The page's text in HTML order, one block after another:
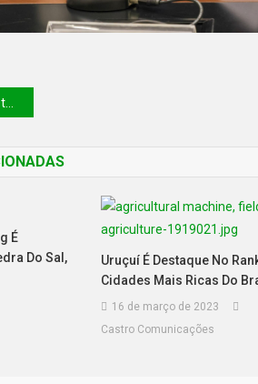
É
Do Sal,
Uruçuí É Destaque No
Cidades Mais Ricas Do
16 de março de 2023
Castro Comunicações